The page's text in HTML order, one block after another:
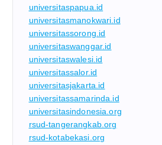
universitaspapua.id
universitasmanokwari.id
universitassorong.id
universitaswanggar.id
universitaswalesi.id
universitassalor.id
universitasjakarta.id
universitassamarinda.id
universitasindonesia.org
rsud-tangerangkab.org
rsud-kotabekasi.org